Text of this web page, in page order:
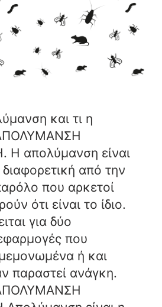
και τι η
απολύμανση είναι
διαφορετική από την
που αρκετοί
ότι είναι το ίδιο.
για δύο
που
ή και
παραστεί ανάγκη.